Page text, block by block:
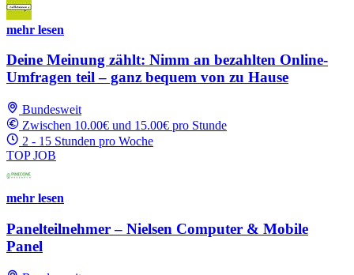
mehr lesen
Deine Meinung zählt: Nimm an bezahlten Online-
Umfragen teil – ganz bequem von zu Hause
Bundesweit
Zwischen 10.00€ und 15.00€ pro Stunde
2 - 15 Stunden pro Woche
TOP JOB
mehr lesen
Panelteilnehmer – Nielsen Computer & Mobile
Panel